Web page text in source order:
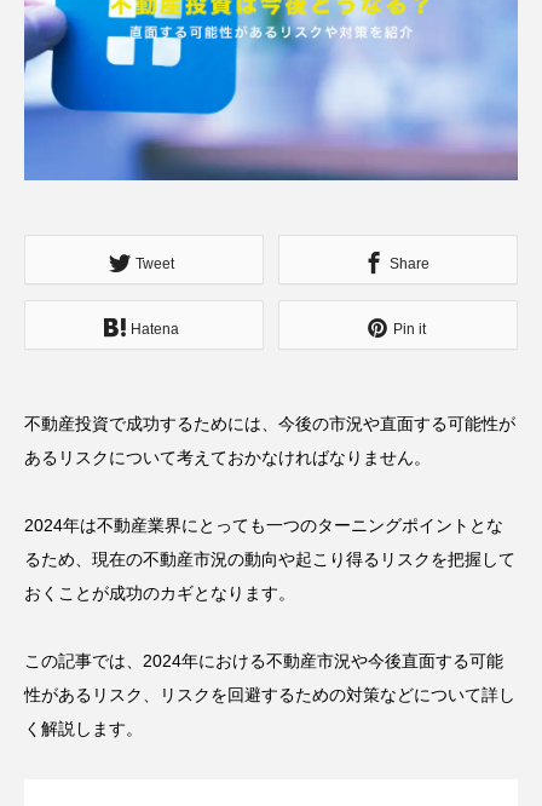
Tweet Share
Hatena Pin it
不動産投資で成功するためには、今後の市況や直面する可能性が
あるリスクについて考えておかなければなりません。
2024年は不動産業界にとっても一つのターニングポイントとな
るため、現在の不動産市況の動向や起こり得るリスクを把握して
おくことが成功のカギとなります。
この記事では、2024年における不動産市況や今後直面する可能
性があるリスク、リスクを回避するための対策などについて詳し
く解説します。